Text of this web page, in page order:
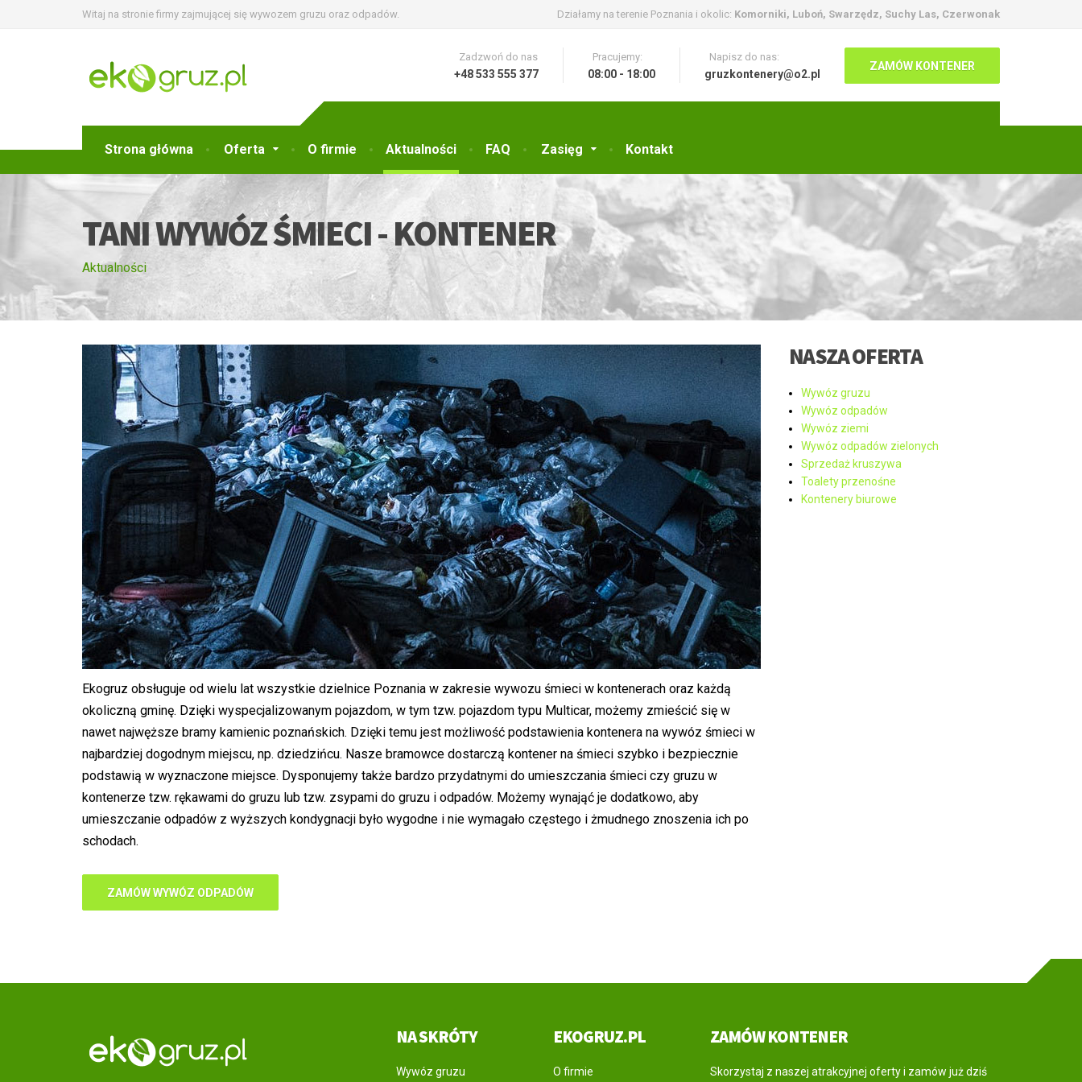
Witaj na stronie firmy zajmującej się wywozem gruzu oraz odpadów. Działamy na terenie Poznania i okolic: Komorniki, Luboń, Swarzędz, Suchy Las, Czerwonak
Strona główna Oferta O firmie Aktualności FAQ Zasięg Kontakt
Zadzwoń do nas
+48 533 555 377
Pracujemy:
08:00 - 18:00
Napisz do nas:
gruzkontenery@o2.pl
ZAMÓW KONTENER
TANI WYWÓZ ŚMIECI - KONTENER
Aktualności
Ekogruz obsługuje od wielu lat wszystkie dzielnice Poznania w zakresie wywozu śmieci w kontenerach oraz każdą
okoliczną gminę. Dzięki wyspecjalizowanym pojazdom, w tym tzw. pojazdom typu Multicar, możemy zmieścić się w
nawet najwęższe bramy kamienic poznańskich. Dzięki temu jest możliwość podstawienia kontenera na wywóz śmieci w
najbardziej dogodnym miejscu, np. dziedzińcu. Nasze bramowce dostarczą kontener na śmieci szybko i bezpiecznie
podstawią w wyznaczone miejsce. Dysponujemy także bardzo przydatnymi do umieszczania śmieci czy gruzu w
kontenerze tzw. rękawami do gruzu lub tzw. zsypami do gruzu i odpadów. Możemy wynająć je dodatkowo, aby
umieszczanie odpadów z wyższych kondygnacji było wygodne i nie wymagało częstego i żmudnego znoszenia ich po
schodach.
ZAMÓW WYWÓZ ODPADÓW
NASZA OFERTA
Wywóz gruzu
Wywóz odpadów
Wywóz ziemi
Wywóz odpadów zielonych
Sprzedaż kruszywa
Toalety przenośne
Kontenery biurowe
NA SKRÓTY
Wywóz gruzu
EKOGRUZ.PL
O firmie
ZAMÓW KONTENER
Skorzystaj z naszej atrakcyjnej oferty i zamów już dziś